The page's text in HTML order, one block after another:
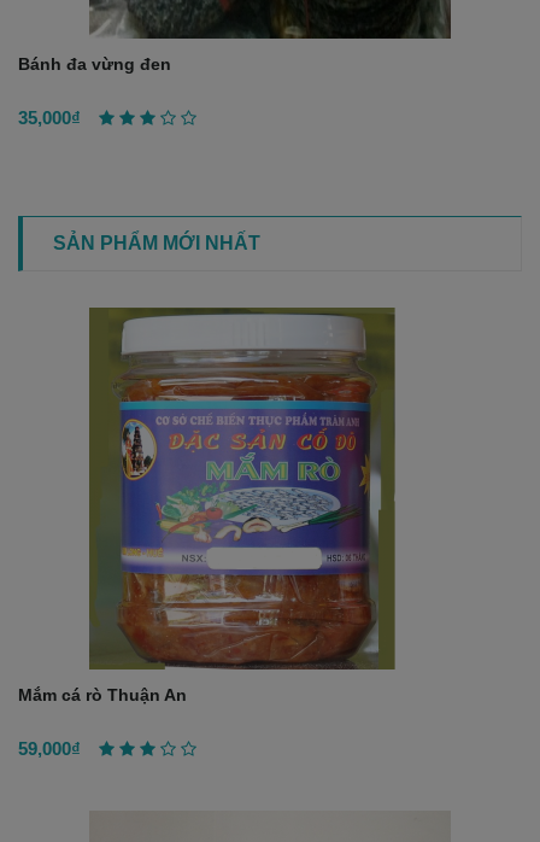
Bánh đa vừng đen
35,000₫
SẢN PHẨM MỚI NHẤT
Mắm cá rò Thuận An
59,000₫